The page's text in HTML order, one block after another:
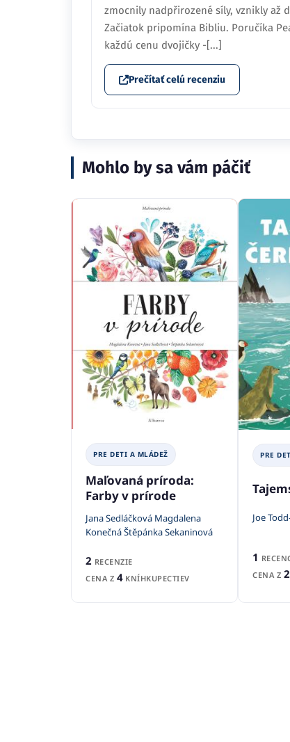
zmocnily nadpřirozené síly, vznikly až
Začiatok pripomína Bibliu. Poručíka
každú cenu dvojičky -[...]
Prečítať celú recenziu
Mohlo by sa vám páčiť
PRE DETI A MLÁDEŽ
Maľovaná príroda:
Farby v prírode
Jana Sedláčková Magdalena
Konečná Štěpánka Sekaninová
2 RECENZIE
CENA Z 4KNÍHKUPECTIEV
PRE
Joe
1
CENA Z 2